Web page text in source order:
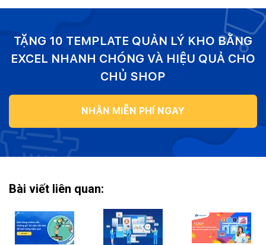
TẶNG 10 TEMPLATE QUẢN LÝ KHO BẰNG
EXCEL NHANH CHÓNG VÀ HIỆU QUẢ CHO
CHỦ SHOP
NHẬN MIỄN PHÍ NGAY
Bài viết liên quan: